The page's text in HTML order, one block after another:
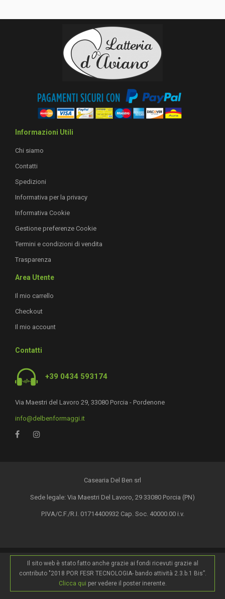
Informazioni Utili
Chi siamo
Contatti
Spedizioni
Informativa per la privacy
Informativa Cookie
Gestione preferenze Cookie
Termini e condizioni di vendita
Trasparenza
Area Utente
Il mio carrello
Checkout
Il mio account
Contatti
+39 0434 593174
Via Maestri del Lavoro 29, 33080 Porcia - Pordenone
info@delbenformaggi.it
Casearia Del Ben srl
Sede legale: Via Maestri Del Lavoro, 29 33080 Porcia (PN)
P.IVA/C.F./R.I. 01714400932 Cap. Soc. 40000.00 i.v.
Il sito web è stato fatto anche grazie ai fondi ricevuti grazie al
contributo "2018 POR FESR TECNOLOGIA- bando attività 2.3.b.1 Bis”.
Clicca qui per vedere il poster inerente.